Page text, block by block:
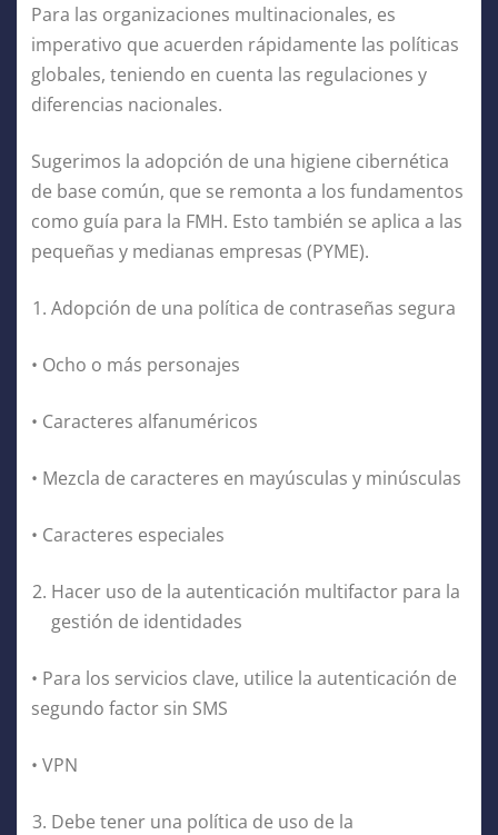
Para las organizaciones multinacionales, es
imperativo que acuerden rápidamente las políticas
globales, teniendo en cuenta las regulaciones y
diferencias nacionales.
Sugerimos la adopción de una higiene cibernética
de base común, que se remonta a los fundamentos
como guía para la FMH. Esto también se aplica a las
pequeñas y medianas empresas (PYME).
Adopción de una política de contraseñas segura
• Ocho o más personajes
• Caracteres alfanuméricos
• Mezcla de caracteres en mayúsculas y minúsculas
• Caracteres especiales
Hacer uso de la autenticación multifactor para la
gestión de identidades
• Para los servicios clave, utilice la autenticación de
segundo factor sin SMS
• VPN
Debe tener una política de uso de la